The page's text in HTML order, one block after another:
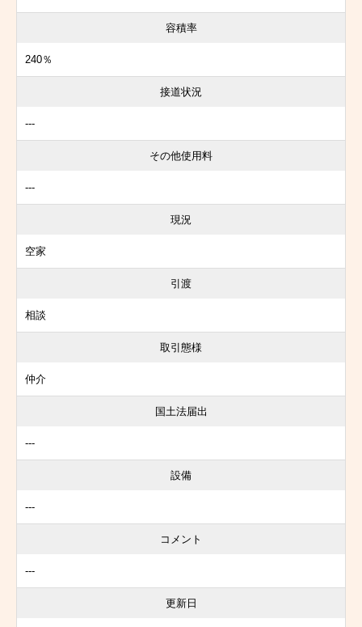
容積率
240％
接道状況
---
その他使用料
---
現況
空家
引渡
相談
取引態様
仲介
国土法届出
---
設備
---
コメント
---
更新日